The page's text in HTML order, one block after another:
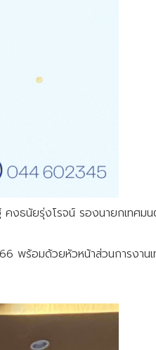
ยรุ่งโรจน์ รองนายกเทศมนต
ร้อมด้วยหัวหน้าส่วนการงานเ